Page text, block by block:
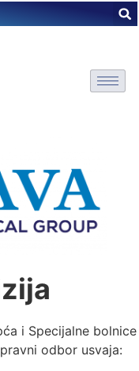
i Specijalne bolnice
odbor usvaja: